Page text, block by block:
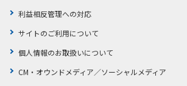
お問い合わせ
ラジオ体操・みんなの体操
ラジオ体操ポータルサイト
お客さまの声／お客さまサービス向
利益相反管理への対応
サイトのご利用について
個人情報のお取扱いについて
CM・オウンドメディア／ソーシャルメディア